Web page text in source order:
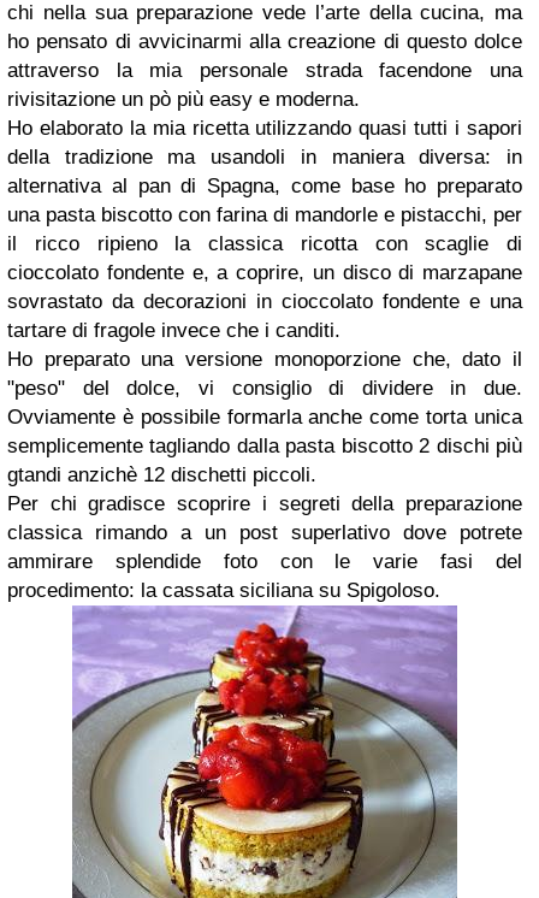
chi nella sua preparazione vede l’arte della cucina, ma
ho pensato di avvicinarmi alla creazione di questo dolce
attraverso la mia personale strada facendone una
rivisitazione un pò più easy e moderna.
Ho elaborato la mia ricetta utilizzando quasi tutti i sapori
della tradizione ma usandoli in maniera diversa: in
alternativa al pan di Spagna, come base ho preparato
una pasta biscotto con farina di mandorle e pistacchi, per
il ricco ripieno la classica ricotta con scaglie di
cioccolato fondente e, a coprire, un disco di marzapane
sovrastato da decorazioni in cioccolato fondente e una
tartare di fragole invece che i canditi.
Ho preparato una versione monoporzione che, dato il
"peso" del dolce, vi consiglio di dividere in due.
Ovviamente è possibile formarla anche come torta unica
semplicemente tagliando dalla pasta biscotto 2 dischi più
gtandi anzichè 12 dischetti piccoli.
Per chi gradisce scoprire i segreti della preparazione
classica rimando a un post superlativo dove potrete
ammirare splendide foto con le varie fasi del
procedimento: la cassata siciliana su Spigoloso.